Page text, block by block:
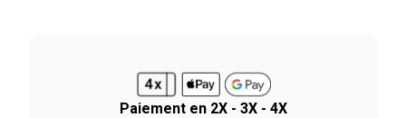
Paiement en 2X - 3X - 4X